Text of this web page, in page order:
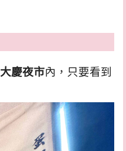
大慶夜市內，只要看到